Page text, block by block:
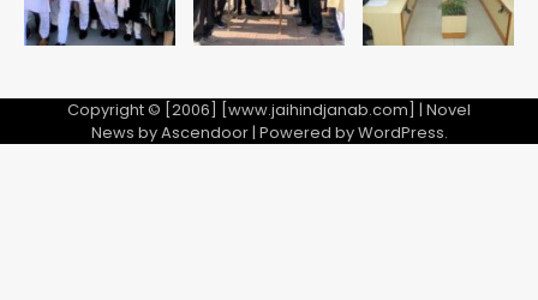
Copyright © [2006] [www.jaihindjanab.com] | Novel
News byAscendoor| Powered byWordPress.